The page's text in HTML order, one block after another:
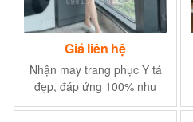
Giá liên hệ
Nhận may trang phục Y tá
đẹp, đáp ứng 100% nhu
cầu khách hàng